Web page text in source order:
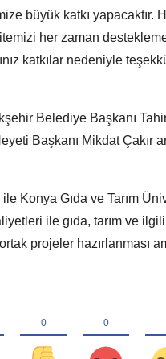
büyük katkı yapacaktır.
her zaman
katkılar nedeniyle
Belediye Başkanı
Başkanı Mikdat Çakır
Konya Gıda ve Tarım
ile gıda, tarım ve
projeler hazırlanması